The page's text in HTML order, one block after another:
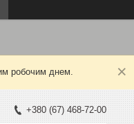
робочим днем.
+380 (67) 468-72-00